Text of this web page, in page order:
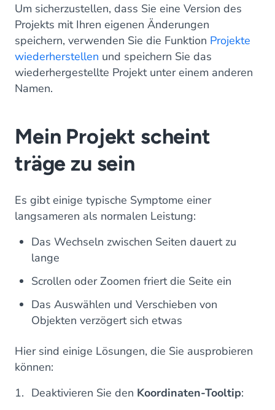
Um sicherzustellen, dass Sie eine Version des
Projekts mit Ihren eigenen Änderungen
speichern, verwenden Sie die Funktion Projekte
wiederherstellen und speichern Sie das
wiederhergestellte Projekt unter einem anderen
Namen.
Mein Projekt scheint
träge zu sein
Es gibt einige typische Symptome einer
langsameren als normalen Leistung:
Das Wechseln zwischen Seiten dauert zu
lange
Scrollen oder Zoomen friert die Seite ein
Das Auswählen und Verschieben von
Objekten verzögert sich etwas
Hier sind einige Lösungen, die Sie ausprobieren
können:
Deaktivieren Sie den Koordinaten-Tooltip: